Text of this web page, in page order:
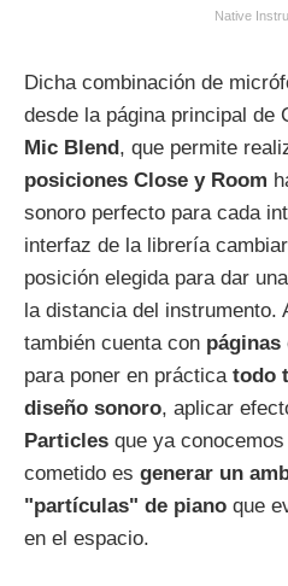
Native
Dicha combinación de
desde la página principal de
Mic Blend, que permite
posiciones Close y Room
sonoro perfecto para cada
interfaz de la librería
posición elegida para dar
la distancia del instrumento.
también cuenta con páginas
para poner en práctica todo
diseño sonoro, aplicar
Particles que ya
cometido es generar un
"partículas" de piano que
en el espacio.